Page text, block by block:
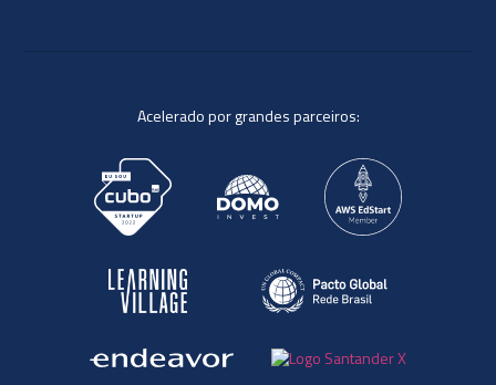
Acelerado por grandes parceiros: